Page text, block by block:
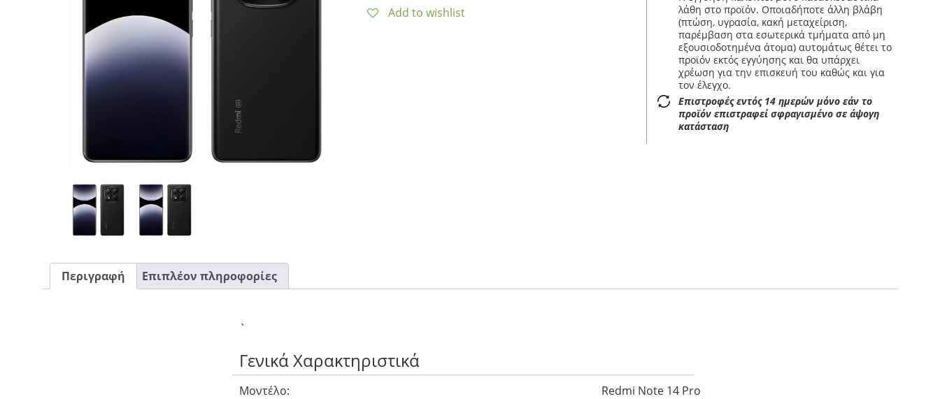
LIQUID COOLERS
CPU COOLERS
ΕΙΚΟΝΑ-ΗΧΟΣ
ΟΙΚΙΑΚΕΣ ΣΥΣΚΕΥΕΣ
Add to wishlist
λάθη στο προϊόν. Οποιαδήποτε άλλη βλάβη
(πτώση, υγρασία, κακή μεταχείριση,
παρέμβαση στα εσωτερικά τμήματα από μη
εξουσιοδοτημένα άτομα) αυτομάτως θέτει το
προϊόν εκτός εγγύησης και θα υπάρχει
χρέωση για την επισκευή του καθώς και για
τον έλεγχο.
Επιστροφές εντός 14 ημερών μόνο εάν το
προϊόν επιστραφεί σφραγισμένο σε άψογη
κατάσταση
Περιγραφή Επιπλέον πληροφορίες
`
Γενικά Χαρακτηριστικά
Μοντέλο:
Redmi Note 14 Pro